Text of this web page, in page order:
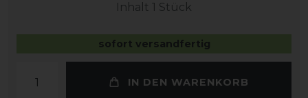
Inhalt 1 Stück
sofort versandfertig
IN DEN WARENKORB